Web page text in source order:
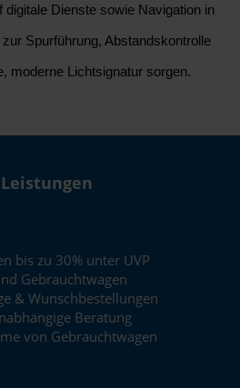
Dienste sowie Navigation in
Spurführung, Abstandskontrolle
moderne Lichtsignatur sorgen.
bis zu 30% unter UVP
Gebrauchtwagen
& Wunschbestellungen
Beratung
von Gebrauchtwagen